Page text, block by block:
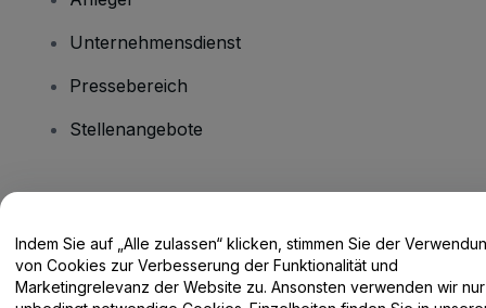
Unternehmensdienst
Pressebereich
Stellenangebote
Hilfe-Center / Kontakt
Indem Sie auf „Alle zulassen“ klicken, stimmen Sie der
von Cookies zur Verbesserung der Funktionalität und
Marketingrelevanz der Website zu. Ansonsten verwenden wir nur